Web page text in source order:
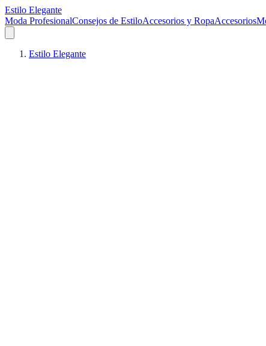
Estilo Elegante
Moda ProfesionalConsejos de EstiloAccesorios y RopaAccesorios
Estilo Elegante